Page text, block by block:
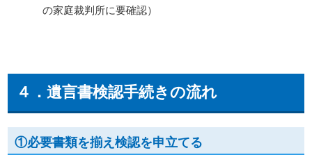
の家庭裁判所に要確認）
４．遺言書検認手続きの流れ
①必要書類を揃え検認を申立てる